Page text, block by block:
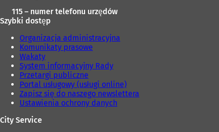
115 – numer telefonu urzędów
Szybki dostęp
Organizacja administracyjna
Komunikaty prasowe
Wakaty
System informacyjny Rady
Przetargi publiczne
Portal usługowy (usługi online)
Zapisz się do naszego newslettera
Ustawienia ochrony danych
City Service